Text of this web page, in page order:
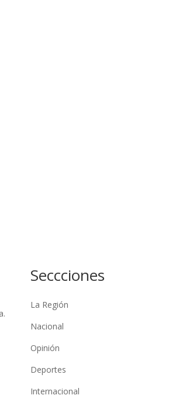
Seccciones
La Región
Nacional
Opinión
Deportes
Internacional